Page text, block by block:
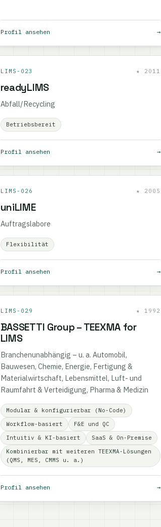
Profil ansehen →
LIMS-023 ★ 2011
readyLIMS
Abfall/Recycling
Betriebsbereit
Profil ansehen →
LIMS-026 ★ 2005
uniLIME
Auftragslabore
Flexibilität
Profil ansehen →
LIMS-029 ★ 1992
BASSETTI Group – TEEXMA for
LIMS
Branchenunabhängig – u. a. Automobil,
Bauwesen, Chemie, Energie, Fertigung &
Materialwirtschaft, Lebensmittel, Luft- und
Raumfahrt & Verteidigung, Pharma & Medizin
Modular & konfigurierbar (No-Code)
Workflow-basiert
F&E und QC
Intuitiv & KI-basiert
SaaS & On-Premise
Kombinierbar mit weiteren TEEXMA-Lösungen
(QMS, MES, CMMS u. a.)
Profil ansehen →